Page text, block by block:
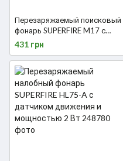
Перезаряжаемый поисковый
фонарь SUPERFIRE M17 с
мощностью 5 Вт
431 грн